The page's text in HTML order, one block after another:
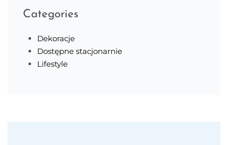
Categories
Dekoracje
Dostępne stacjonarnie
Lifestyle